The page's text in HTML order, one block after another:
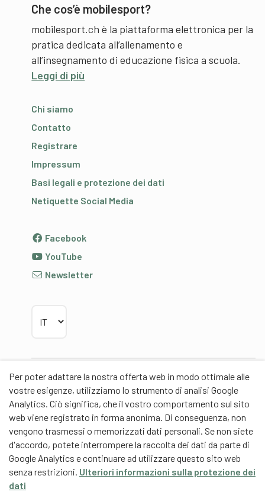
Per poter adattare la nostra offerta web in modo ottimale alle
vostre esigenze, utilizziamo lo strumento di analisi Google
Analytics. Ciò significa, che il vostro comportamento sul sito
web viene registrato in forma anonima. Di conseguenza, non
vengono trasmessi o memorizzati dati personali. Se non siete
d'accordo, potete interrompere la raccolta dei dati da parte di
Google Analytics e continuare ad utilizzare questo sito web
senza restrizioni. Ulteriori informazioni sulla protezione dei
dati
Che cos’è mobilesport?
mobilesport.ch è la piattaforma elettronica per la
pratica dedicata all’allenamento e
all’insegnamento di educazione fisica a scuola.
Leggi di più
Chi siamo
Contatto
Registrare
Impressum
Basi legali e protezione dei dati
Netiquette Social Media
Facebook
YouTube
Newsletter
Partner
Partner di contenuti
Scuola universitaria federale dello Sport Macolin